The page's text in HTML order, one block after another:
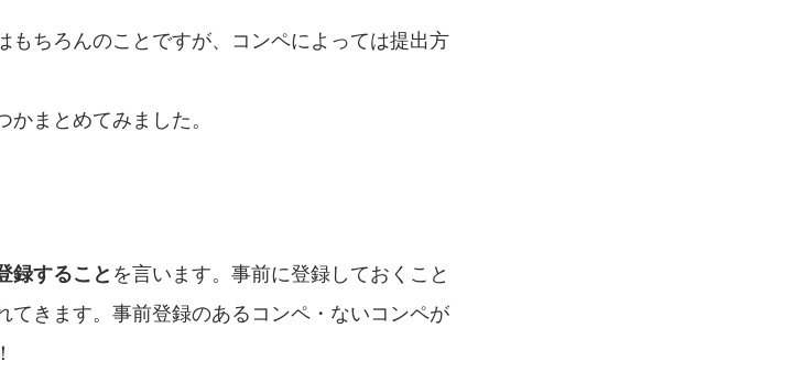
もちろんのことですが、コンペによっては提出方
まとめてみました。
録すること を言います。事前に登録しておくこと
てきます。事前登録のあるコンペ・ないコンペが